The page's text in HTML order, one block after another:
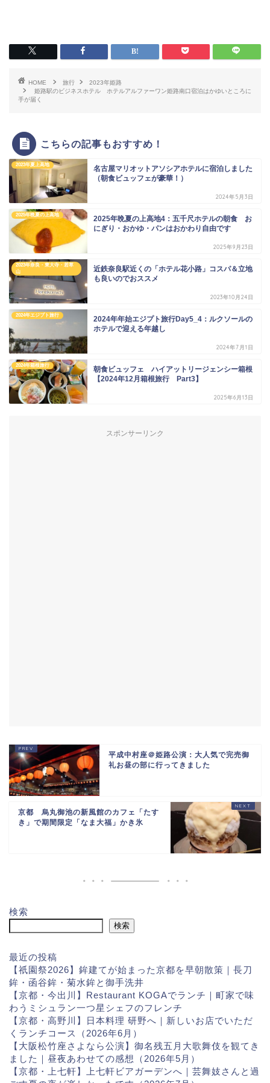
HOME 旅行
2023年姫路
姫路駅のビジネスホテル ホテルアルファーワン姫路南口宿泊はかゆいところに
手が届く
こちらの記事もおすすめ！
2023年夏上高地
名古屋マリオットアソシアホテルに宿泊しました
（朝食ビュッフェが豪華！）
2024年5月3日
2025年晩夏の上高地
2025年晩夏の上高地4：五千尺ホテルの朝食 お
にぎり・おかゆ・パンはおかわり自由です
2025年9月23日
2023年奈良・東大寺・若草
山
近鉄奈良駅近くの「ホテル花小路」コスパ＆立地
も良いのでおススメ
2023年10月24日
2024年エジプト旅行
2024年年始エジプト旅行Day5_4：ルクソールの
ホテルで迎える年越し
2024年7月1日
2024年箱根旅行
朝食ビュッフェ ハイアットリージェンシー箱根
【2024年12月箱根旅行 Part3】
2025年6月13日
スポンサーリンク
平成中村座＠姫路公演：大人気で完売御
礼お昼の部に行ってきました
京都 烏丸御池の新風館のカフェ「たす
き」で期間限定「なま大福」かき氷
検索
検索
最近の投稿
【祇園祭2026】鉾建てが始まった京都を早朝散策｜長刀
鉾・函谷鉾・菊水鉾と御手洗井
【京都・今出川】Restaurant KOGAでランチ｜町家で味
わうミシュラン一つ星シェフのフレンチ
【京都・高野川】日本料理 研野へ｜新しいお店でいただ
くランチコース（2026年6月）
【大阪松竹座さよなら公演】御名残五月大歌舞伎を観てき
ました｜昼夜あわせての感想（2026年5月）
【京都・上七軒】上七軒ビアガーデンへ｜芸舞妓さんと過